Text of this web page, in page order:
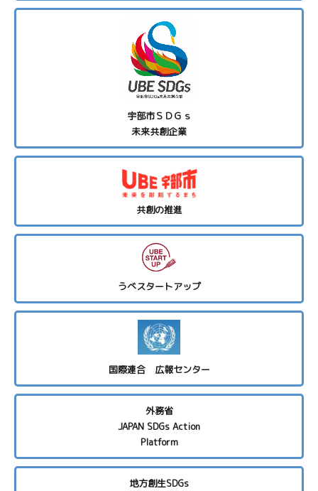
宇部市ＳＤＧｓ
未来共創企業
共創の推進
うべスタートアップ
国際連合 広報センター
外務省
JAPAN SDGs Action
Platform
地方創生SDGs